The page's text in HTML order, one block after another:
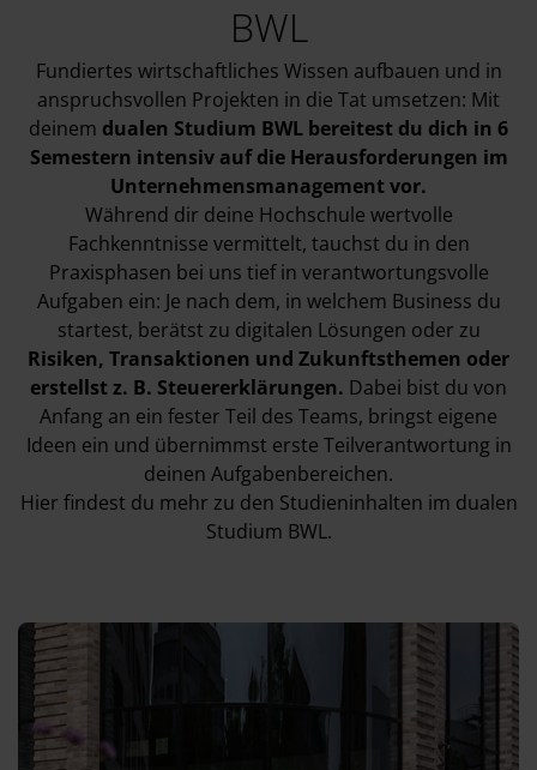
BWL
Fundiertes wirtschaftliches Wissen aufbauen und in
anspruchsvollen Projekten in die Tat umsetzen: Mit
deinem dualen Studium BWL bereitest du dich in 6
Semestern intensiv auf die Herausforderungen im
Unternehmensmanagement vor.
Während dir deine Hochschule wertvolle
Fachkenntnisse vermittelt, tauchst du in den
Praxisphasen bei uns tief in verantwortungsvolle
Aufgaben ein: Je nach dem, in welchem Business du
startest, berätst zu digitalen Lösungen oder zu
Risiken, Transaktionen und Zukunftsthemen oder
erstellst z. B. Steuererklärungen. Dabei bist du von
Anfang an ein fester Teil des Teams, bringst eigene
Ideen ein und übernimmst erste Teilverantwortung in
deinen Aufgabenbereichen.
Hier findest du mehr zu den Studieninhalten im dualen
Studium BWL.